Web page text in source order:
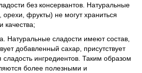
без консервантов. Натуральные
фрукты) не могут храниться
качества;
Натуральные сладости имеют состав,
добавленный сахар, присутствует
сладость ингредиентов. Таким образом
более полезными и